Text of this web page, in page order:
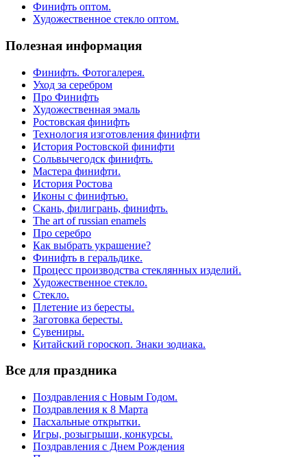
Финифть оптом.
Художественное стекло оптом.
Полезная информация
Финифть. Фотогалерея.
Уход за серебром
Про Финифть
Художественная эмаль
Ростовская финифть
Технология изготовления финифти
История Ростовской финифти
Сольвычегодск финифть.
Мастера финифти.
История Ростова
Иконы с финифтью.
Скань, филигрань, финифть.
The art of russian enamels
Про серебро
Как выбрать украшение?
Финифть в геральдике.
Процесс производства стеклянных изделий.
Художественное стекло.
Стекло.
Плетение из бересты.
Заготовка бересты.
Сувениры.
Китайский гороскоп. Знаки зодиака.
Все для праздника
Поздравления с Новым Годом.
Поздравления к 8 Марта
Пасхальные открытки.
Игры, розыгрыши, конкурсы.
Поздравления с Днем Рождения